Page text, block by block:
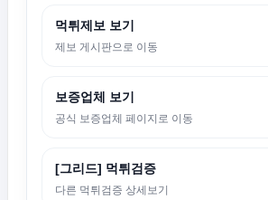
먹튀제보 보기
제보 게시판으로 이동
보증업체 보기
공식 보증업체 페이지로 이동
[그리드] 먹튀검증
다른 먹튀검증 상세보기